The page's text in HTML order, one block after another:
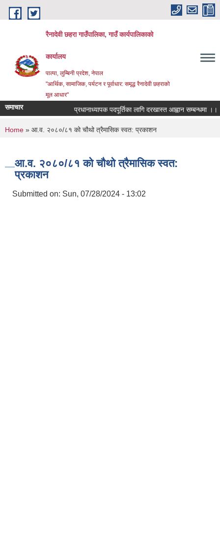
Skip to main content
रैनादेवी छहरा गाउँपालिका, गाउँ कार्यपालिकाको
कार्यालय
पाल्पा, लुम्बिनी प्रदेश, नेपाल
"आर्थिक, सामाजिक, पर्यटन र पूर्वाधार: समृद्ध रैनादेवी छहराको
मूल आधार"
समाचार प्रधानाध्यापक पदपूर्तिका लागि दरखास्त आह्वान सम्बन्धमा ।।।
You are here
Home » आ.व. २०८०/८१ को चौथो त्रैमासिक स्वत: प्रकाशन
आ.व. २०८०/८१ को चौथो त्रैमासिक स्वत:
प्रकाशन
Submitted on: Sun, 07/28/2024 - 13:02